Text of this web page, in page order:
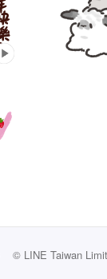
© LINE Taiwan